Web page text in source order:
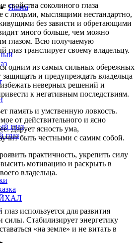
Яшма
глаз
глаз
свойства соколиного глаза
с людьми, мыслящими нестандартно,
без зависти и обретающими
много больше, чем можно
глазом. Всю получаемую
транслирует своему владельцу.
одним из самых сильных обережных
и предупреждать владельца
неверных решений и
к негативным последствиям.
память и умственную ловкость.
от действительного и ясно
Дарует ясность ума,
быть честными с самим собой.
практичность, укрепить силу
мотивацию и раскрыть в
владельца.
используется для развития
силы. Стабилизирует энергетику
«на земле» и не витать в